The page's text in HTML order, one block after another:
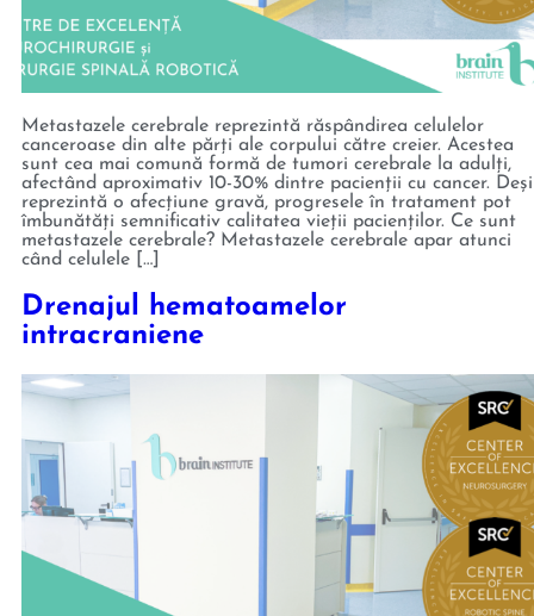
Metastazele cerebrale reprezintă răspândirea celulelor
canceroase din alte părți ale corpului către creier. Acestea
sunt cea mai comună formă de tumori cerebrale la adulți,
afectând aproximativ 10-30% dintre pacienții cu cancer. Deși
reprezintă o afecțiune gravă, progresele în tratament pot
îmbunătăți semnificativ calitatea vieții pacienților. Ce sunt
metastazele cerebrale? Metastazele cerebrale apar atunci
când celulele […]
Drenajul hematoamelor
intracraniene